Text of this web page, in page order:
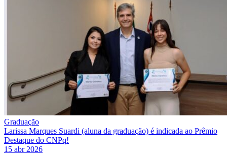
Graduação
Larissa Marques Suardi (aluna da graduação) é indicada ao Prêmio
Destaque do CNPq!
15 abr 2026